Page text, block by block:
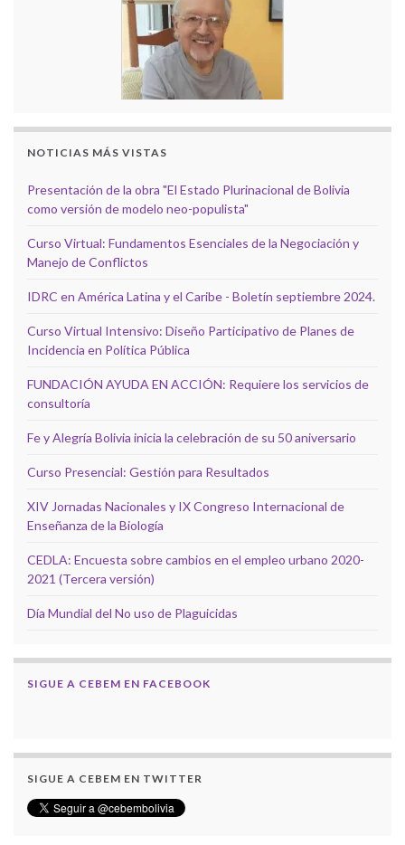
NOTICIAS MÁS VISTAS
Presentación de la obra "El Estado Plurinacional de Bolivia
como versión de modelo neo-populista"
Curso Virtual: Fundamentos Esenciales de la Negociación y
Manejo de Conflictos
IDRC en América Latina y el Caribe - Boletín septiembre 2024.
Curso Virtual Intensivo: Diseño Participativo de Planes de
Incidencia en Política Pública
FUNDACIÓN AYUDA EN ACCIÓN: Requiere los servicios de
consultoría
Fe y Alegría Bolivia inicia la celebración de su 50 aniversario
Curso Presencial: Gestión para Resultados
XIV Jornadas Nacionales y IX Congreso Internacional de
Enseñanza de la Biología
CEDLA: Encuesta sobre cambios en el empleo urbano 2020-
2021 (Tercera versión)
Día Mundial del No uso de Plaguicidas
SIGUE A CEBEM EN FACEBOOK
SIGUE A CEBEM EN TWITTER